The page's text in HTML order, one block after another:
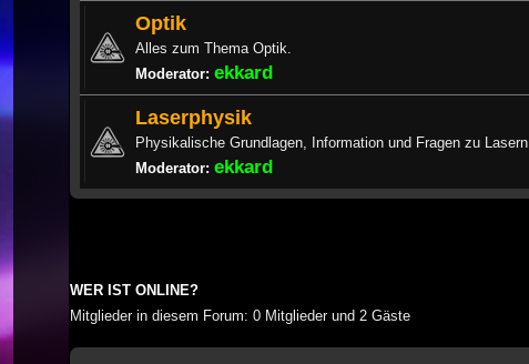
Optik
Alles zum Thema Optik.
Moderator: ekkard
Laserphysik
Physikalische Grundlagen, Information und Fragen zu Lasern.
Moderator: ekkard
WER IST ONLINE?
Mitglieder in diesem Forum: 0 Mitglieder und 2 Gäste